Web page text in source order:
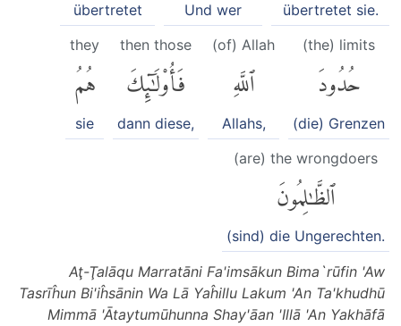
übertretet sie.
Und wer
übertretet
(the) limits
حُدُودَ
(die) Grenzen
(of) Allah
ٱللَّهِ
Allahs,
then those
فَأُو۟لَٰٓئِكَ
dann diese,
they
هُمُ
sie
(are) the wrongdoers
ٱلظَّٰلِمُونَ
(sind) die Ungerechten.
Aţ-Ţalāqu Marratāni Fa'imsākun Bima`rūfin 'Aw
Tasrīĥun Bi'iĥsānin Wa Lā Yaĥillu Lakum 'An Ta'khudhū
Mimmā 'Ātaytumūhunna Shay'āan 'Illā 'An Yakhāfā